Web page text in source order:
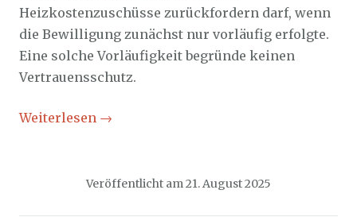
Heizkostenzuschüsse zurückfordern darf, wenn
die Bewilligung zunächst nur vorläufig erfolgte.
Eine solche Vorläufigkeit begründe keinen
Vertrauensschutz.
Weiterlesen →
Veröffentlicht am21. August 2025